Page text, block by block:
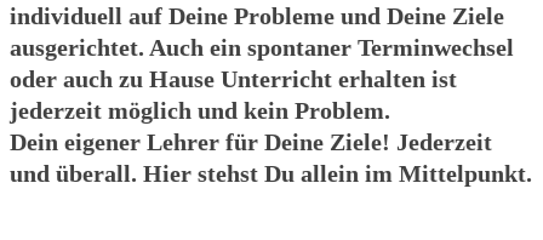
individuell auf Deine Probleme und Deine Ziele
ausgerichtet. Auch ein spontaner Terminwechsel
oder auch zu Hause Unterricht erhalten ist
jederzeit möglich und kein Problem.
Dein eigener Lehrer für Deine Ziele! Jederzeit
und überall. Hier stehst Du allein im Mittelpunkt.